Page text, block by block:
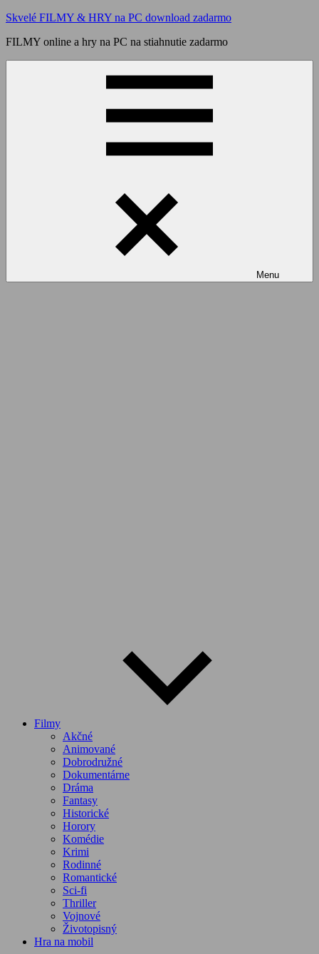
Skip
content
Skvelé FILMY & HRY na PC download zadarmo
FILMY online a hry na PC na stiahnutie zadarmo
Menu
Filmy
Akčné
Animované
Dobrodružné
Dokumentárne
Dráma
Fantasy
Historické
Horory
Komédie
Krimi
Rodinné
Romantické
Sci-fi
Thriller
Vojnové
Životopisný
Hra na mobil